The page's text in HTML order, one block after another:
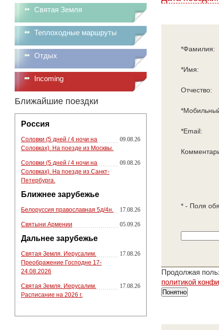
Святая Земля
Теплоходные маршруты
Отдых
Incoming
Ближайшие поездки
Россия
Соловки (5 дней / 4 ночи на
Соловках). На поезде из Москвы.
09.08.26
Соловки (5 дней / 4 ночи на
Соловках). На поезде из Санкт-
Петербурга.
09.08.26
Ближнее зарубежье
Белоруссия православная 5д/4н. 17.08.26
Святыни Армении 05.09.26
Дальнее зарубежье
Святая Земля. Иерусалим.
Преображение Господне 17-
24.08.2026
17.08.26
Святая Земля. Иерусалим.
Расписание на 2026 г.
17.08.26
*Фамилия:
*Имя:
Отчество:
*Email:
* - Поля
Продолжая
политикой
Понятно